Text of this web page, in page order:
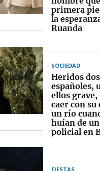
primera
la
Ruanda
SOCIEDAD
Heridos dos
españoles,
ellos grave,
caer con su
un río
huían de
policial en
FIESTAS